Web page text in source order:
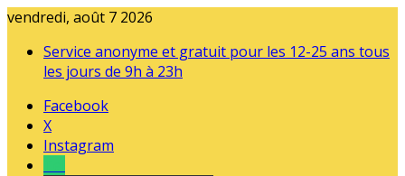
vendredi, août 7 2026
Service anonyme et gratuit pour les 12-25 ans tous
les jours de 9h à 23h
Facebook
X
Instagram